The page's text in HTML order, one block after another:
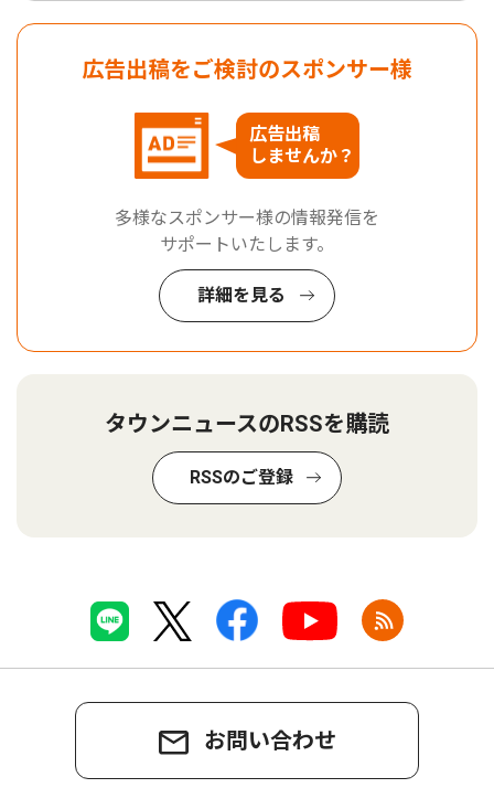
広告出稿をご検討のスポンサー様
広告出稿
しませんか？
多様なスポンサー様の情報発信を
サポートいたします。
詳細を見る
タウンニュースのRSSを購読
RSSのご登録
お問い合わせ